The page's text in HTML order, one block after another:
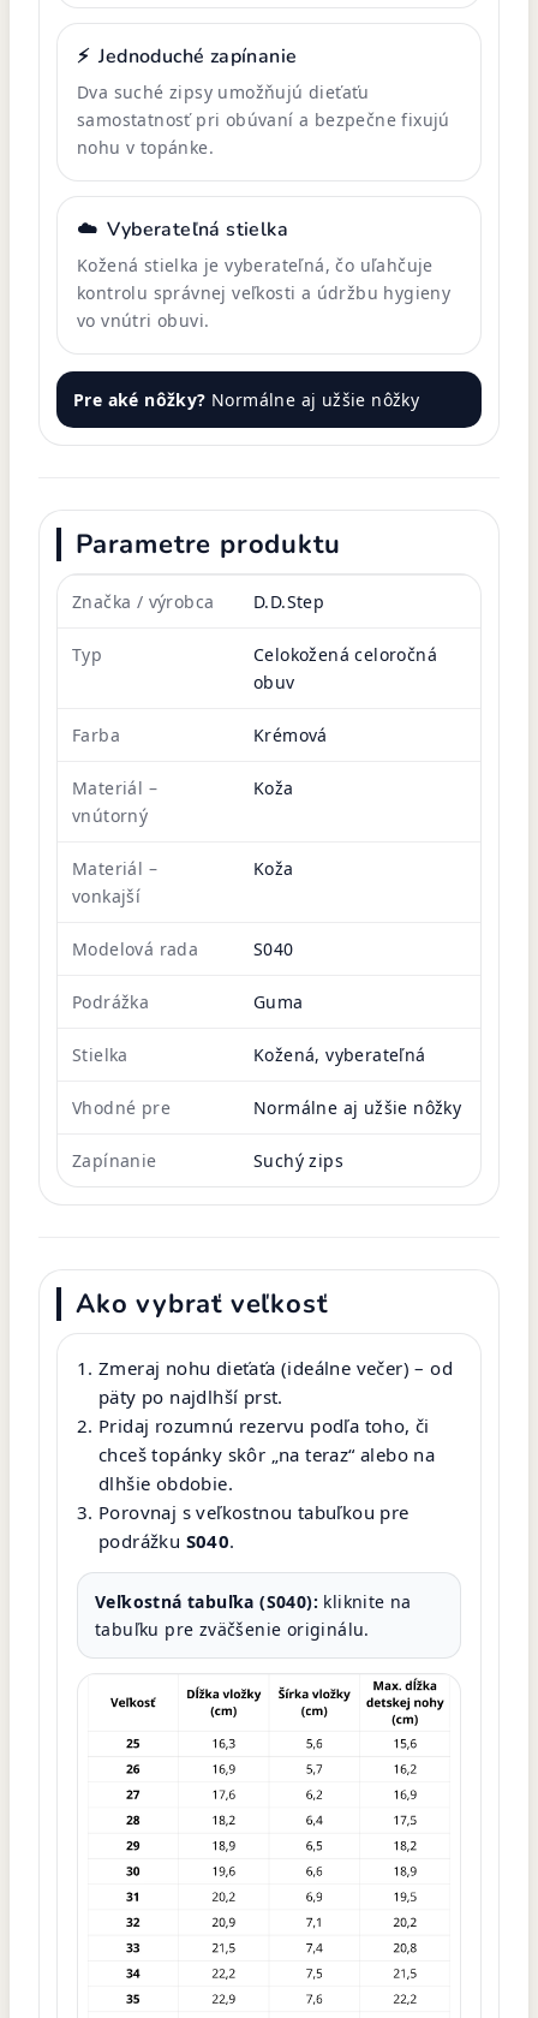
⚡ Jednoduché zapínanie
Dva suché zipsy umožňujú dieťaťu
samostatnosť pri obúvaní a bezpečne fixujú
nohu v topánke.
☁️ Vyberateľná stielka
Kožená stielka je vyberateľná, čo uľahčuje
kontrolu správnej veľkosti a údržbu hygieny
vo vnútri obuvi.
Pre aké nôžky? Normálne aj užšie nôžky
Parametre produktu
Značka / výrobca D.D.Step
Typ
Celokožená celoročná
obuv
Farba Krémová
Materiál –
vnútorný
Koža
Materiál –
vonkajší
Koža
Modelová rada S040
Podrážka Guma
Stielka Kožená, vyberateľná
Vhodné pre Normálne aj užšie nôžky
Zapínanie Suchý zips
Ako vybrať veľkosť
Zmeraj nohu dieťaťa (ideálne večer) – od
päty po najdlhší prst.
Pridaj rozumnú rezervu podľa toho, či
chceš topánky skôr „na teraz“ alebo na
dlhšie obdobie.
Porovnaj s veľkostnou tabuľkou pre
podrážku S040.
Veľkostná tabuľka (S040): kliknite na
tabuľku pre zväčšenie originálu.